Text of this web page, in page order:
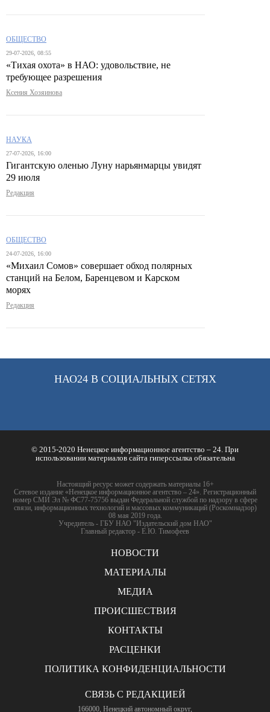
ОБЩЕСТВО
29-07-2026, 08:55
«Тихая охота» в НАО: удовольствие, не
требующее разрешения
Ксения Хозяинова
НАУКА
27-07-2026, 16:00
Гигантскую оленью Луну нарьянмарцы увидят
29 июля
Редакция
ОБЩЕСТВО
24-07-2026, 16:00
«Михаил Сомов» совершает обход полярных
станций на Белом, Баренцевом и Карском
морях
Редакция
НАО24 В СОЦИАЛЬНЫХ СЕТЯХ
© 2015-2020 Ненецкое информационное агентство – 24. При
использовании материалов сайта гиперссылка обязательна
Настоящий ресурс может содержать материалы 16+
Сетевое издание «Ненецкое информационное агентство – 24». Регистрационный
номер СМИ Эл № ФС77-75756 выдан Федеральной службой по надзору в сфере
связи, информационных технологий и массовых коммуникаций (Роскомнадзор)
08 мая 2019 года.
Учредитель - ГБУ НАО "Издательский дом НАО"
Главный редактор - Е.Ю. Тимофеев
НОВОСТИ
МАТЕРИАЛЫ
МЕДИА
ПРОИСШЕСТВИЯ
КОНТАКТЫ
РАСЦЕНКИ
ПОЛИТИКА КОНФИДЕНЦИАЛЬНОСТИ
СВЯЗЬ С РЕДАКЦИЕЙ
166000, Ненецкий автономный округ,